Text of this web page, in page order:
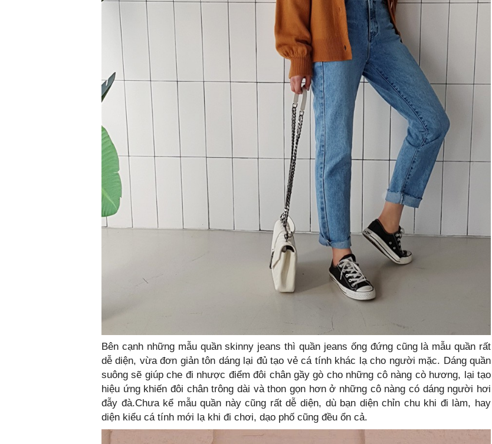
Bên cạnh những mẫu quần skinny jeans thì quần jeans ống đứng cũng là mẫu quần rất
dễ diện, vừa đơn giản tôn dáng lại đủ tạo vẻ cá tính khác lạ cho người mặc. Dáng quần
suông sẽ giúp che đi nhược điểm đôi chân gầy gò cho những cô nàng cò hương, lại tạo
hiệu ứng khiến đôi chân trông dài và thon gọn hơn ở những cô nàng có dáng người hơi
đẫy đà.Chưa kể mẫu quần này cũng rất dễ diện, dù bạn diện chỉn chu khi đi làm, hay
diện kiểu cá tính mới lạ khi đi chơi, dạo phố cũng đều ổn cả.